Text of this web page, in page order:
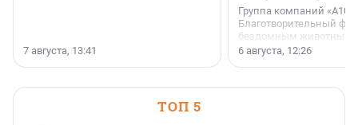
7 августа, 13:41
Группа компаний
Благотворительный
бездомным животным
заключили соглашение
6 августа, 12:26
ТОП 5